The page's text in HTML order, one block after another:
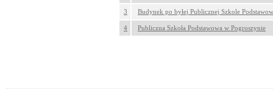
3 Budynek po byłej Publicznej Szkole
4 Publiczna Szkoła Podstawowa w Pogroszynie